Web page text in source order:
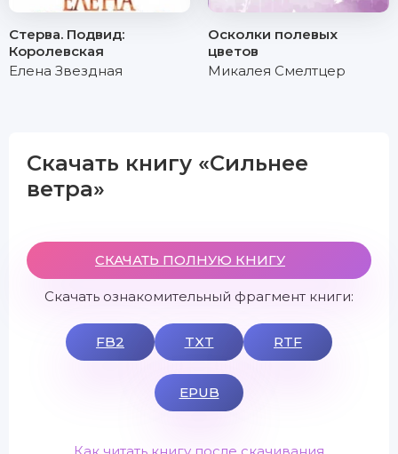
Стерва. Подвид:
Королевская
Елена Звездная
Осколки полевых
цветов
Микалея Смелтцер
Скачать книгу «Сильнее
ветра»
СКАЧАТЬ ПОЛНУЮ КНИГУ
Скачать ознакомительный фрагмент книги:
FB2 TXT RTF
EPUB